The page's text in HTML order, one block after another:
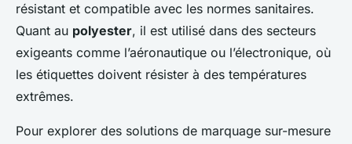
résistant et compatible avec les normes sanitaires.
Quant au polyester, il est utilisé dans des secteurs
exigeants comme l’aéronautique ou l’électronique, où
les étiquettes doivent résister à des températures
extrêmes.
Pour explorer des solutions de marquage sur-mesure